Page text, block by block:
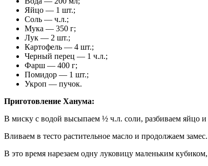
Яйцо — 1 шт.;
Соль — ч.л.;
Мука — 350 г;
Лук — 2 шт.;
Картофель — 4 шт.;
Черный перец — 1 ч.л.;
Фарш — 400 г;
Помидор — 1 шт.;
Укроп — пучок.
Приготовление Ханума:
В миску с водой высыпаем ½ ч.л. соли, разбиваем яйцо
Вливаем в тесто растительное масло и продолжаем
В это время нарезаем одну луковицу маленьким